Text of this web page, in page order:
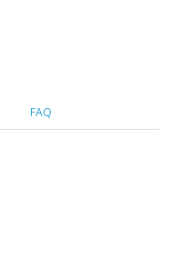
FAQ